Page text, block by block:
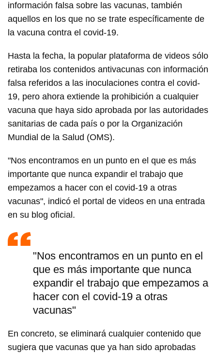
información falsa sobre las vacunas, también
aquellos en los que no se trate específicamente de
la vacuna contra el covid-19.
Hasta la fecha, la popular plataforma de videos sólo
retiraba los contenidos antivacunas con información
falsa referidos a las inoculaciones contra el covid-
19, pero ahora extiende la prohibición a cualquier
vacuna que haya sido aprobada por las autoridades
sanitarias de cada país o por la Organización
Mundial de la Salud (OMS).
"Nos encontramos en un punto en el que es más
importante que nunca expandir el trabajo que
empezamos a hacer con el covid-19 a otras
vacunas", indicó el portal de videos en una entrada
en su blog oficial.
"Nos encontramos en un punto en el
que es más importante que nunca
expandir el trabajo que empezamos a
hacer con el covid-19 a otras
vacunas"
En concreto, se eliminará cualquier contenido que
sugiera que vacunas que ya han sido aprobadas